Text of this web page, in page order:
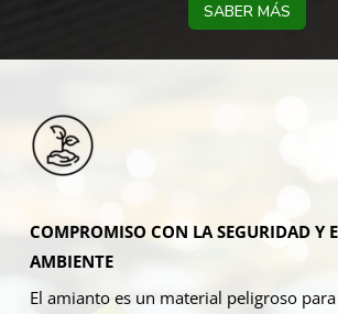
SABER MÁS
COMPROMISO CON LA SEGURIDAD Y
AMBIENTE
El amianto es un material peligroso